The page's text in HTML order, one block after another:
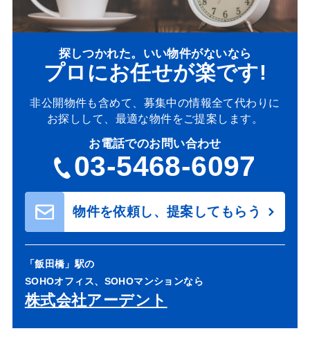
探しつかれた。いい物件がないなら
プロにお任せが楽です!
非公開物件も含めて、募集中の情報全て代わりに
お探しして、最適な物件をご提案します。
お電話でのお問い合わせ
03-5468-6097
物件を依頼し、提案してもらう
「飯田橋」駅の
SOHOオフィス、SOHOマンションなら
株式会社アーデント